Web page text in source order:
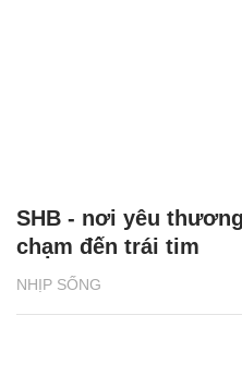
NHỊP SỐNG
SHB - nơi yêu
chạm đến trái tim